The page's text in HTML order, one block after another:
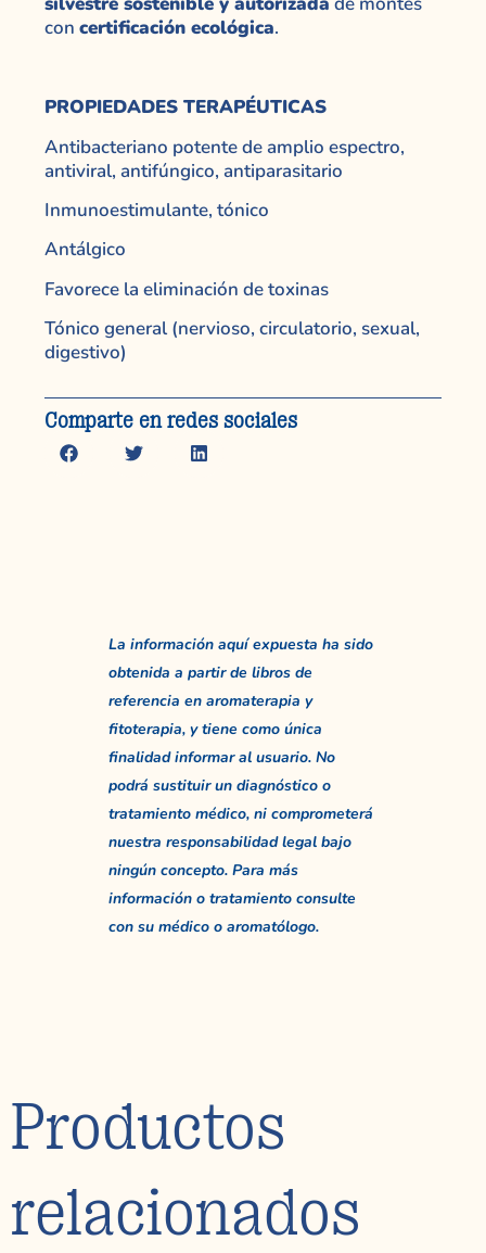
con certificación ecológica.
PROPIEDADES TERAPÉUTICAS
Antibacteriano potente de amplio espectro,
antiviral, antifúngico, antiparasitario
Inmunoestimulante, tónico
Antálgico
Favorece la eliminación de toxinas
Tónico general (nervioso, circulatorio, sexual,
digestivo)
Comparte en redes sociales
La información aquí expuesta ha sido
obtenida a partir de libros de
referencia en aromaterapia y
fitoterapia, y tiene como única
finalidad informar al usuario. No
podrá sustituir un diagnóstico o
tratamiento médico, ni comprometerá
nuestra responsabilidad legal bajo
ningún concepto. Para más
información o tratamiento consulte
con su médico o aromatólogo.
Productos
relacionados